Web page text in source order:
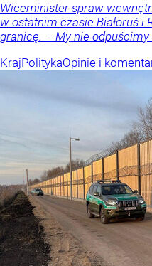
Wiceminister spraw
w ostatnim czasie Białoruś i
granicę. – My nie odpuścimy
KrajPolitykaOpinie i